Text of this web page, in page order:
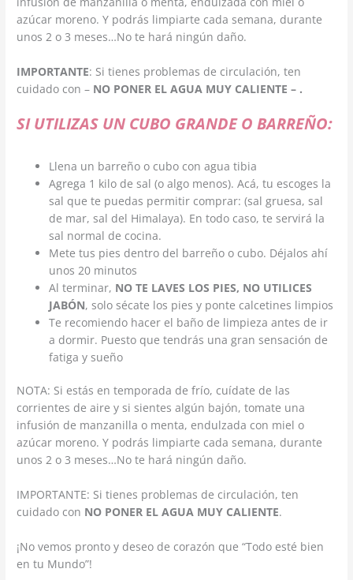
azúcar moreno. Y podrás limpiarte cada semana, durante
unos 2 o 3 meses…No te hará ningún daño.
IMPORTANTE: Si tienes problemas de circulación, ten
cuidado con – NO PONER EL AGUA MUY CALIENTE – .
SI UTILIZAS UN CUBO GRANDE O BARREÑO:
Llena un barreño o cubo con agua tibia
Agrega 1 kilo de sal (o algo menos). Acá, tu escoges la
sal que te puedas permitir comprar: (sal gruesa, sal
de mar, sal del Himalaya). En todo caso, te servirá la
sal normal de cocina.
Mete tus pies dentro del barreño o cubo. Déjalos ahí
unos 20 minutos
Al terminar, NO TE LAVES LOS PIES, NO UTILICES
JABÓN, solo sécate los pies y ponte calcetines limpios
Te recomiendo hacer el baño de limpieza antes de ir
a dormir. Puesto que tendrás una gran sensación de
fatiga y sueño
NOTA: Si estás en temporada de frío, cuídate de las
corrientes de aire y si sientes algún bajón, tomate una
infusión de manzanilla o menta, endulzada con miel o
azúcar moreno. Y podrás limpiarte cada semana, durante
unos 2 o 3 meses…No te hará ningún daño.
IMPORTANTE: Si tienes problemas de circulación, ten
cuidado con NO PONER EL AGUA MUY CALIENTE.
¡No vemos pronto y deseo de corazón que “Todo esté bien
en tu Mundo”!